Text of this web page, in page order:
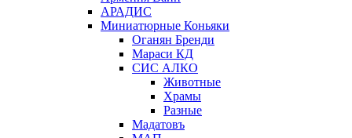
АРАДИС
Миниатюрные Коньяки
Оганян Бренди
Мараси КД
СИС АЛКО
Животные
Храмы
Разные
Мадатовъ